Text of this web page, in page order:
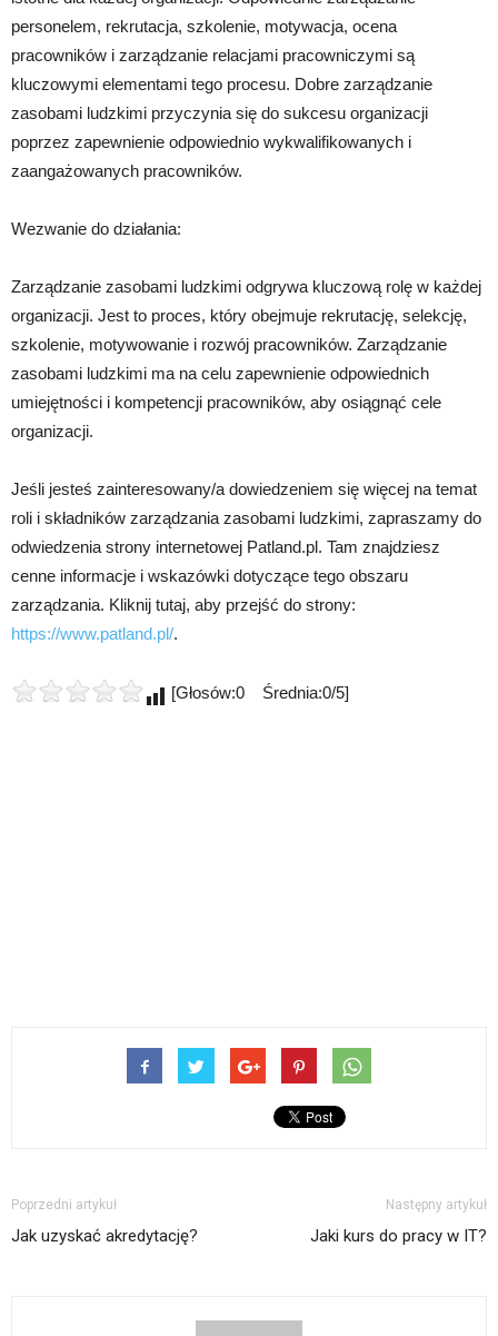
personelem, rekrutacja, szkolenie, motywacja, ocena
pracowników i zarządzanie relacjami pracowniczymi są
kluczowymi elementami tego procesu. Dobre zarządzanie
zasobami ludzkimi przyczynia się do sukcesu organizacji
poprzez zapewnienie odpowiednio wykwalifikowanych i
zaangażowanych pracowników.
Wezwanie do działania:
Zarządzanie zasobami ludzkimi odgrywa kluczową rolę w każdej
organizacji. Jest to proces, który obejmuje rekrutację, selekcję,
szkolenie, motywowanie i rozwój pracowników. Zarządzanie
zasobami ludzkimi ma na celu zapewnienie odpowiednich
umiejętności i kompetencji pracowników, aby osiągnąć cele
organizacji.
Jeśli jesteś zainteresowany/a dowiedzeniem się więcej na temat
roli i składników zarządzania zasobami ludzkimi, zapraszamy do
odwiedzenia strony internetowej Patland.pl. Tam znajdziesz
cenne informacje i wskazówki dotyczące tego obszaru
zarządzania. Kliknij tutaj, aby przejść do strony:
https://www.patland.pl/.
[Głosów:0 Średnia:0/5]
Poprzedni artykuł
Jak uzyskać akredytację?
Następny artykuł
Jaki kurs do pracy w IT?